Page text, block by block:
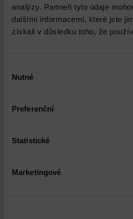
analýzy. Partneři tyto údaje
dalšími informacemi, které jste
získali v důsledku toho, že
souhlasu
Nutné
Preferenční
Statistické
Marketingové